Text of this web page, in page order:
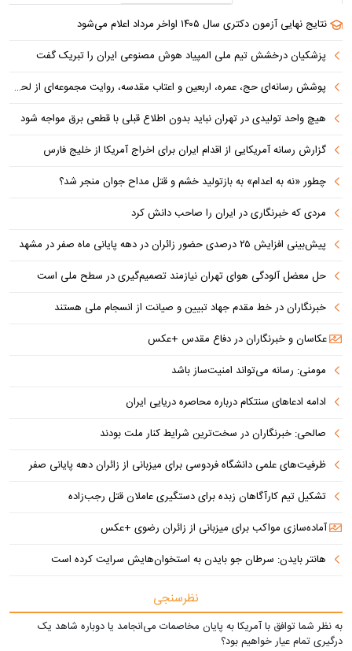
نتایج نهایی آزمون دکتری سال ۱۴۰۵ اواخر مرداد اعلام می‌شود
پزشکیان درخشش تیم ملی المپیاد هوش مصنوعی ایران را تبریک گفت
پوشش رسانه‌ای حج، عمره، اربعین و اعتاب مقدسه، روایت مجموعه‌ای از لحظه‌هاست
هیچ واحد تولیدی در تهران نباید بدون اطلاع قبلی با قطعی برق مواجه شود
گزارش رسانه آمریکایی از اقدام ایران برای اخراج آمریکا از خلیج فارس
چطور «نه به اعدام» به بازتولید خشم و قتل مداح جوان منجر شد؟
مردی که خبرنگاری در ایران را صاحب دانش کرد
پیش‌بینی افزایش ۲۵ درصدی حضور زائران در دهه پایانی ماه صفر در مشهد
حل معضل آلودگی هوای تهران نیازمند تصمیم‌گیری در سطح ملی است
خبرنگاران در خط مقدم جهاد تبیین و صیانت از انسجام ملی هستند
عکاسان و خبرنگاران در دفاع مقدس +عکس
مومنی: رسانه می‌تواند امنیت‌ساز باشد
ادامه ادعاهای سنتکام درباره محاصره دریایی ایران
صالحی: خبرنگاران در سخت‌ترین شرایط کنار ملت بودند
ظرفیت‌های علمی دانشگاه فردوسی برای میزبانی از زائران دهه پایانی صفر
تشکیل تیم کارآگاهان زبده برای دستگیری عاملان قتل رجب‌زاده
آماده‌سازی مواکب برای میزبانی از زائران رضوی +عکس
هانتر بایدن: سرطان جو بایدن به استخوان‌هایش سرایت کرده است
نظرسنجی
به نظر شما توافق با آمریکا به پایان مخاصمات می‌انجامد یا دوباره شاهد یک
درگیری تمام عیار خواهیم بود؟